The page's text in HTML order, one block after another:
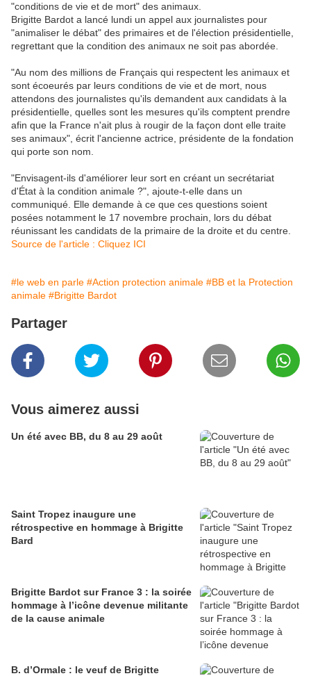
"conditions de vie et de mort" des animaux.
Brigitte Bardot a lancé lundi un appel aux journalistes pour
"animaliser le débat" des primaires et de l'élection présidentielle,
regrettant que la condition des animaux ne soit pas abordée.
"Au nom des millions de Français qui respectent les animaux et
sont écoeurés par leurs conditions de vie et de mort, nous
attendons des journalistes qu'ils demandent aux candidats à la
présidentielle, quelles sont les mesures qu'ils comptent prendre
afin que la France n'ait plus à rougir de la façon dont elle traite
ses animaux", écrit l'ancienne actrice, présidente de la fondation
qui porte son nom.
"Envisagent-ils d'améliorer leur sort en créant un secrétariat
d'État à la condition animale ?", ajoute-t-elle dans un
communiqué. Elle demande à ce que ces questions soient
posées notamment le 17 novembre prochain, lors du débat
réunissant les candidats de la primaire de la droite et du centre.
Source de l'article : Cliquez ICI
#le web en parle #Action protection animale #BB et la Protection
animale #Brigitte Bardot
Partager
Vous aimerez aussi
Un été avec BB, du 8 au 29 août
Saint Tropez inaugure une
rétrospective en hommage à Brigitte
Bard
Brigitte Bardot sur France 3 : la soirée
hommage à l’icône devenue militante
de la cause animale
B. d’Ormale : le veuf de Brigitte